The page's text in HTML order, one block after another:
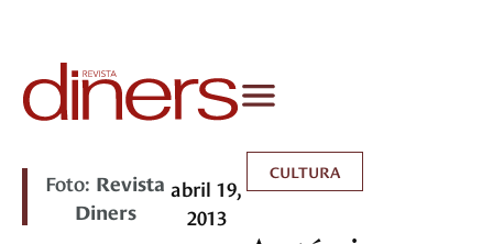
Foto: Revista
Diners
abril 19,
2013
CULTURA